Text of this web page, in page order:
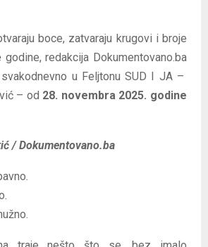
boce, zatvaraju krugovi i broje
redakcija Dokumentovano.ba
u Feljtonu SUD I JA –
– od 28. novembra 2025. godine
/ Dokumentovano.ba